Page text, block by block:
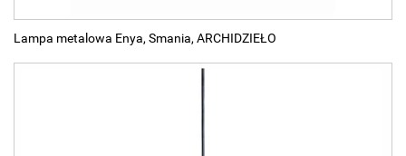
Lampa metalowa Enya, Smania, ARCHIDZIEŁO